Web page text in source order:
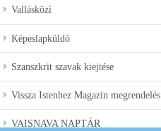
Vallásközi
Képeslapküldő
Szanszkrit szavak kiejtése
Vissza Istenhez Magazin megrendelés
VAISNAVA NAPTÁR